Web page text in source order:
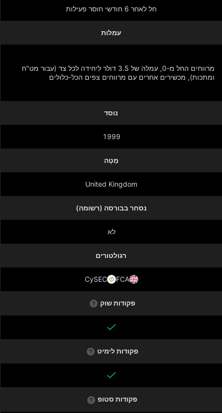
חל לאחר 6 חודשי חוסר פעילות
עמלות
מרווחים החל מ-0, עמלה של 3.5 דולר ליחידה לכל צד (עבור מט"ח
ומתכות), מכשירים אחרים עם מרווחים צפים הכל-כלולים
נוסד
1999
מַטֶה
United Kingdom
נסחר בבורסה (רשומה)
לא
רגולטורים
FCA
CySEC
פקודות שוק
פקודות לימיט
פקודות סטופ